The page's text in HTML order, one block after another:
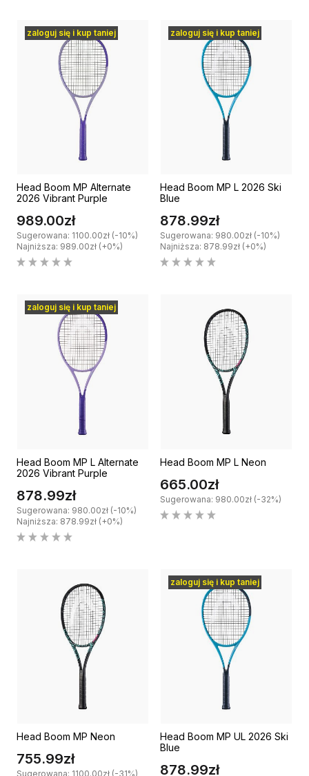
zaloguj się i kup taniej
Head Boom MP Alternate
2026 Vibrant Purple
989.00zł
Sugerowana: 1100.00zł (-10%)
Najniższa: 989.00zł (+0%)
zaloguj się i kup taniej
Head Boom MP L 2026 Ski
Blue
878.99zł
Sugerowana: 980.00zł (-10%)
Najniższa: 878.99zł (+0%)
zaloguj się i kup taniej
Head Boom MP L Alternate
2026 Vibrant Purple
878.99zł
Sugerowana: 980.00zł (-10%)
Najniższa: 878.99zł (+0%)
Head Boom MP L Neon
665.00zł
Sugerowana: 980.00zł (-32%)
Head Boom MP Neon
755.99zł
Sugerowana: 1100.00zł (-31%)
zaloguj się i kup taniej
Head Boom MP UL 2026 Ski
Blue
878.99zł